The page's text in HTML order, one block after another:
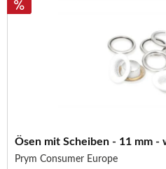
Ösen mit Scheiben - 11 mm -
Prym Consumer Europe